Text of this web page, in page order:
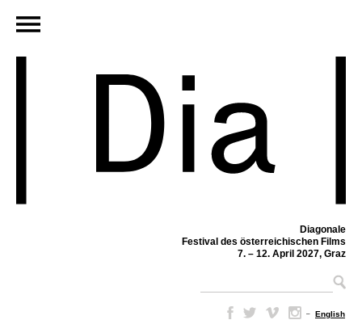
Diagonale
Festival des österreichischen Films
7. – 12. April 2027, Graz
– English